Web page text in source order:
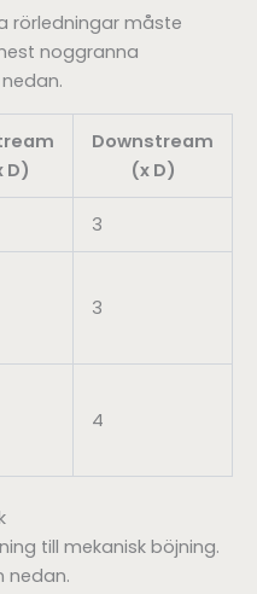
rörledningar måste
noggranna
D)
Downstream
(x D)
3
3
4
till mekanisk böjning.
nedan.